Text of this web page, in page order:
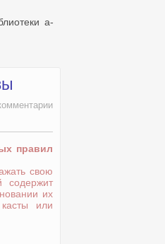
a-
правил
свою
содержит
их
или